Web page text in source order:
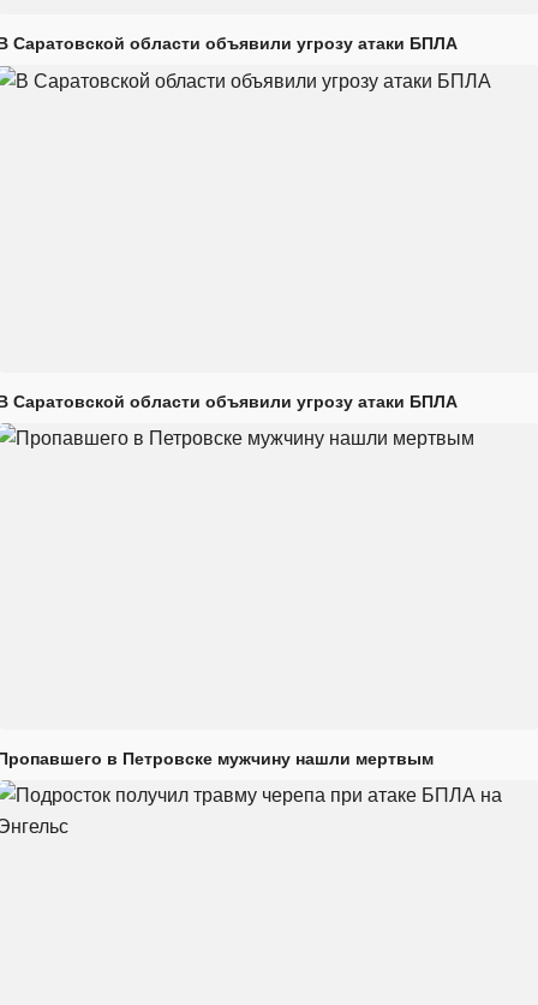
Саратовской области объявили угрозу атаки БПЛА
Саратовской области объявили угрозу атаки БПЛА
в Петровске мужчину нашли мертвым